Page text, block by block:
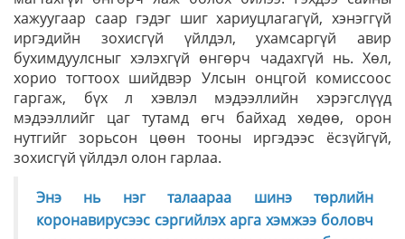
хажуугаар саар гэдэг шиг хариуцлагагүй, хэнэггүй
иргэдийн зохисгүй үйлдэл, ухамсаргүй авир
бухимдуулсныг хэлэхгүй өнгөрч чадахгүй нь. Хөл,
хорио тогтоох шийдвэр Улсын онцгой комиссоос
гаргаж, бүх л хэвлэл мэдээллийн хэрэгслүүд
мэдээллийг цаг тутамд өгч байхад хөдөө, орон
нутгийг зорьсон цөөн тооны иргэдээс ёсзүйгүй,
зохисгүй үйлдэл олон гарлаа.
Энэ нь нэг талаараа шинэ төрлийн
коронавирусээс сэргийлэх арга хэмжээ боловч